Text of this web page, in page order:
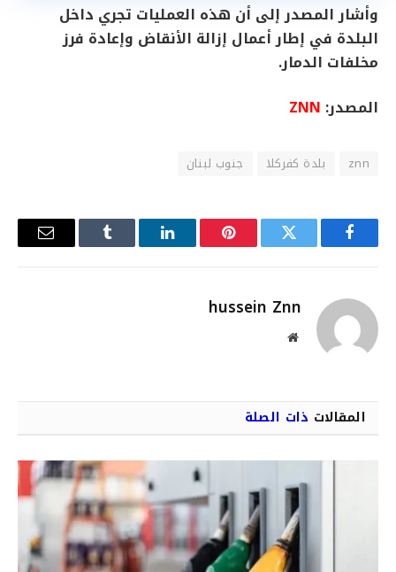
وأشار المصدر إلى أن هذه العمليات تجري داخل
البلدة في إطار أعمال إزالة الأنقاض وإعادة فرز
مخلفات الدمار.
المصدر: ZNN
znn بلدة كفركلا جنوب لبنان
فيسبوك تويتر بينتيريستلينكدإن Tumblr
البريد
hussein Znn
موقع
المقالات ذات الصلة